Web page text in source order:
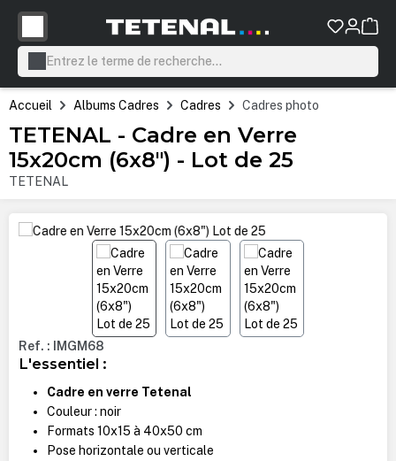
principal
Accueil Albums Cadres Cadres Cadres photo
TETENAL - Cadre en Verre
15x20cm (6x8") - Lot de 25
TETENAL
Ignorer la galerie d'images
Ref. : IMGM68
L'essentiel :
Cadre en verre Tetenal
Couleur : noir
Formats 10x15 à 40x50 cm
Pose horizontale ou verticale